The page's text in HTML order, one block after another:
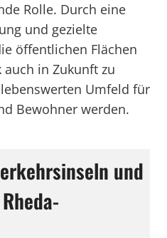
Rolle. Durch eine
und gezielte
öffentlichen Flächen
auch in Zukunft zu
Umfeld für
Bewohner werden.
und